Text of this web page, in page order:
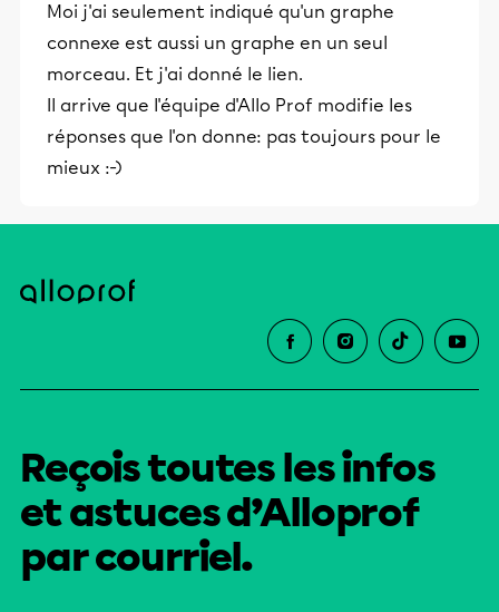
Moi j'ai seulement indiqué qu'un graphe
connexe est aussi un graphe en un seul
morceau. Et j'ai donné le lien.
Il arrive que l'équipe d'Allo Prof modifie les
réponses que l'on donne: pas toujours pour le
mieux :-)
Reçois toutes les infos
et astuces d’Alloprof
par courriel.